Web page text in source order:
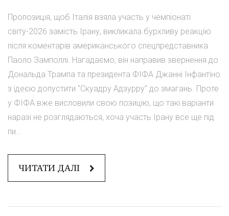
Пропозиція, щоб Італія взяла участь у чемпіонаті
світу-2026 замість Ірану, викликала бурхливу реакцію
після коментарів американського спецпредставника
Паоло Замполлі. Нагадаємо, він направив звернення до
Дональда Трампа та президента ФІФА Джанні Інфантіно
з ідеєю допустити "Скуадру Адзурру" до змагань. Проте
у ФІФА вже висловили свою позицію, що такі варіанти
наразі не розглядаються, хоча участь Ірану все ще під
пи...
ЧИТАТИ ДАЛІ